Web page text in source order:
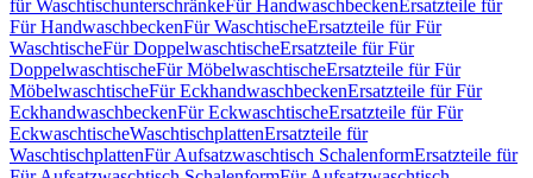
für WaschtischunterschränkeFür HandwaschbeckenErsatzteile für
Für HandwaschbeckenFür WaschtischeErsatzteile für Für
WaschtischeFür DoppelwaschtischeErsatzteile für Für
DoppelwaschtischeFür MöbelwaschtischeErsatzteile für Für
MöbelwaschtischeFür EckhandwaschbeckenErsatzteile für Für
EckhandwaschbeckenFür EckwaschtischeErsatzteile für Für
EckwaschtischeWaschtischplattenErsatzteile für
WaschtischplattenFür Aufsatzwaschtisch SchalenformErsatzteile für